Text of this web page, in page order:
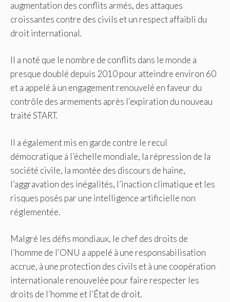
augmentation des conflits armés, des attaques
croissantes contre des civils et un respect affaibli du
droit international.
Il a noté que le nombre de conflits dans le monde a
presque doublé depuis 2010 pour atteindre environ 60
et a appelé à un engagement renouvelé en faveur du
contrôle des armements après l’expiration du nouveau
traité START.
Il a également mis en garde contre le recul
démocratique à l’échelle mondiale, la répression de la
société civile, la montée des discours de haine,
l’aggravation des inégalités, l’inaction climatique et les
risques posés par une intelligence artificielle non
réglementée.
Malgré les défis mondiaux, le chef des droits de
l’homme de l’ONU a appelé à une responsabilisation
accrue, à une protection des civils et à une coopération
internationale renouvelée pour faire respecter les
droits de l’homme et l’État de droit.